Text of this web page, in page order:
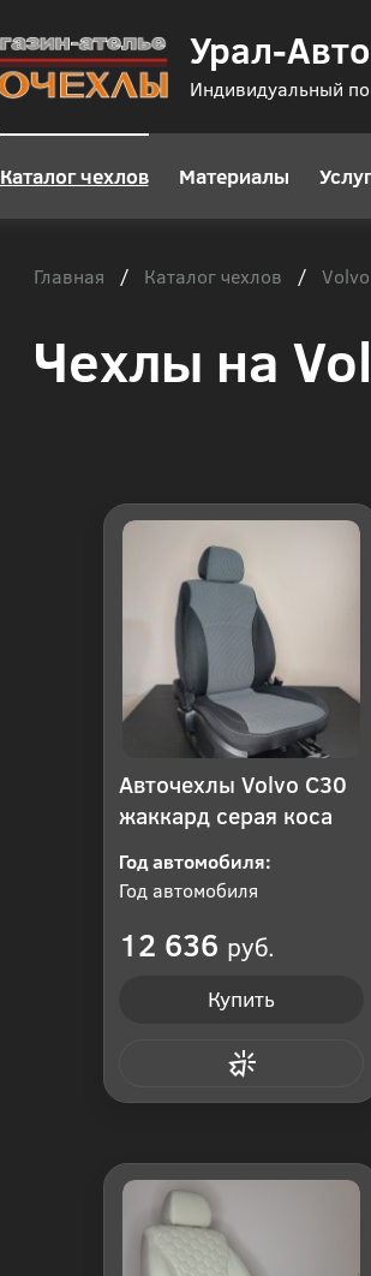
Урал-
Индивидуальный
Каталог чехлов Материалы
Главная / Каталог чехлов / Volvo
Чехлы на
Авточехлы Volvo C30
жаккард серая коса
Год автомобиля:
Год автомобиля
12 636 руб.
Купить